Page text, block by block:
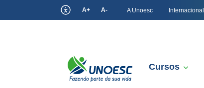
A+ A- A Unoesc
Cursos